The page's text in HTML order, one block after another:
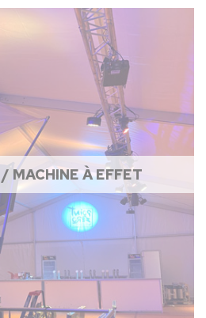
MACHINE À EFFET